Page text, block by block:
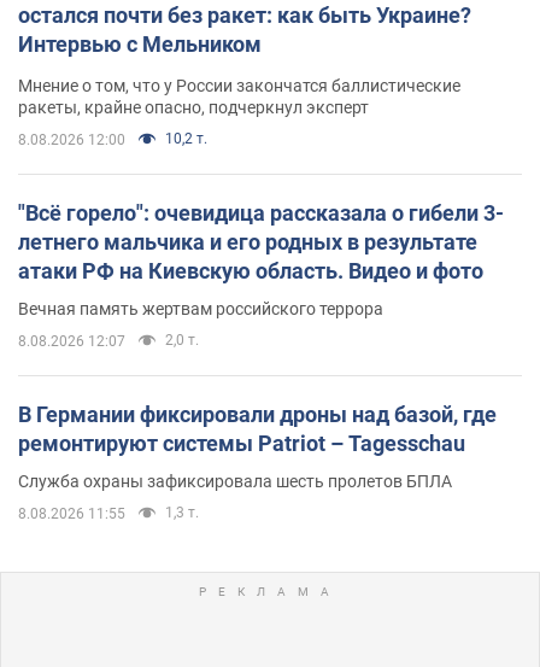
остался почти без ракет: как быть Украине?
Интервью с Мельником
Мнение о том, что у России закончатся баллистические
ракеты, крайне опасно, подчеркнул эксперт
8.08.2026 12:00 10,2 т.
"Всё горело": очевидица рассказала о гибели 3-
летнего мальчика и его родных в результате
атаки РФ на Киевскую область. Видео и фото
Вечная память жертвам российского террора
8.08.2026 12:07 2,0 т.
В Германии фиксировали дроны над базой, где
ремонтируют системы Patriot – Tagesschau
Служба охраны зафиксировала шесть пролетов БПЛА
8.08.2026 11:55 1,3 т.